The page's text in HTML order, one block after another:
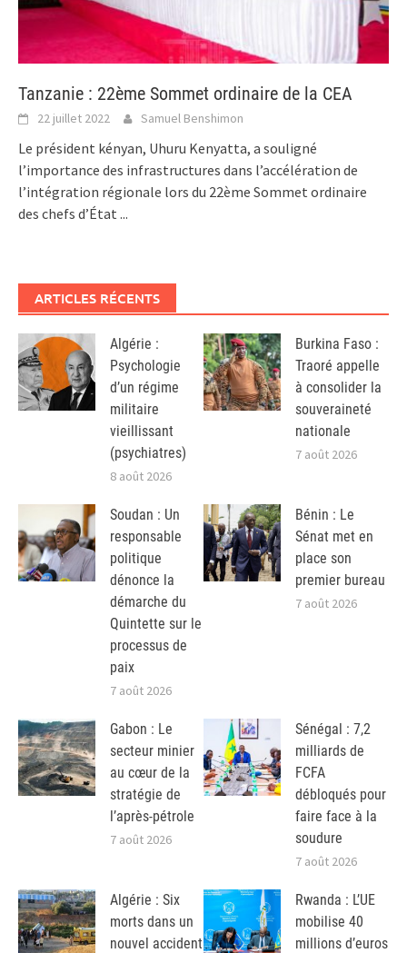
Tanzanie : 22ème Sommet ordinaire de la CEA
22 juillet 2022 Samuel Benshimon
Le président kényan, Uhuru Kenyatta, a souligné
l’importance des infrastructures dans l’accélération de
l’intégration régionale lors du 22ème Sommet ordinaire
des chefs d’État ...
ARTICLES RÉCENTS
Algérie :
Psychologie
d’un régime
militaire
vieillissant
(psychiatres)
8 août 2026
Burkina Faso :
Traoré appelle
à consolider la
souveraineté
nationale
7 août 2026
Soudan : Un
responsable
politique
dénonce la
démarche du
Quintette sur le
processus de
paix
7 août 2026
Bénin : Le
Sénat met en
place son
premier bureau
7 août 2026
Gabon : Le
secteur minier
au cœur de la
stratégie de
l’après-pétrole
7 août 2026
Sénégal : 7,2
milliards de
FCFA
débloqués pour
faire face à la
soudure
7 août 2026
Algérie : Six
morts dans un
nouvel accident
Rwanda : L’UE
mobilise 40
millions d’euros